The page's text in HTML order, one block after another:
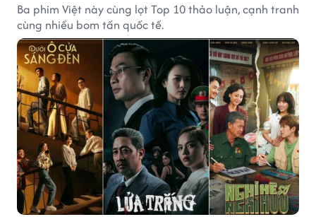
Ba phim Việt này cùng lọt Top 10 thảo luận, cạnh tranh
cùng nhiều bom tấn quốc tế.